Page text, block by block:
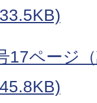
17ページ